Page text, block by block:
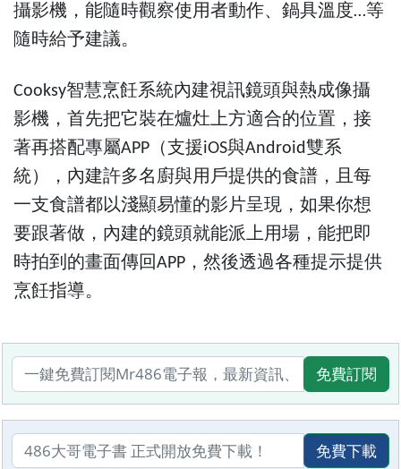
攝影機，能隨時觀察使用者動作、鍋具溫度…等
隨時給予建議。
Cooksy智慧烹飪系統內建視訊鏡頭與熱成像攝
影機，首先把它裝在爐灶上方適合的位置，接
著再搭配專屬APP（支援iOS與Android雙系
統），內建許多名廚與用戶提供的食譜，且每
一支食譜都以淺顯易懂的影片呈現，如果你想
要跟著做，內建的鏡頭就能派上用場，能把即
時拍到的畫面傳回APP，然後透過各種提示提供
烹飪指導。
免費訂閱
免費下載